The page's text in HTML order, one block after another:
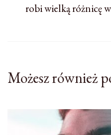
robi wielką różnicę
Możesz również